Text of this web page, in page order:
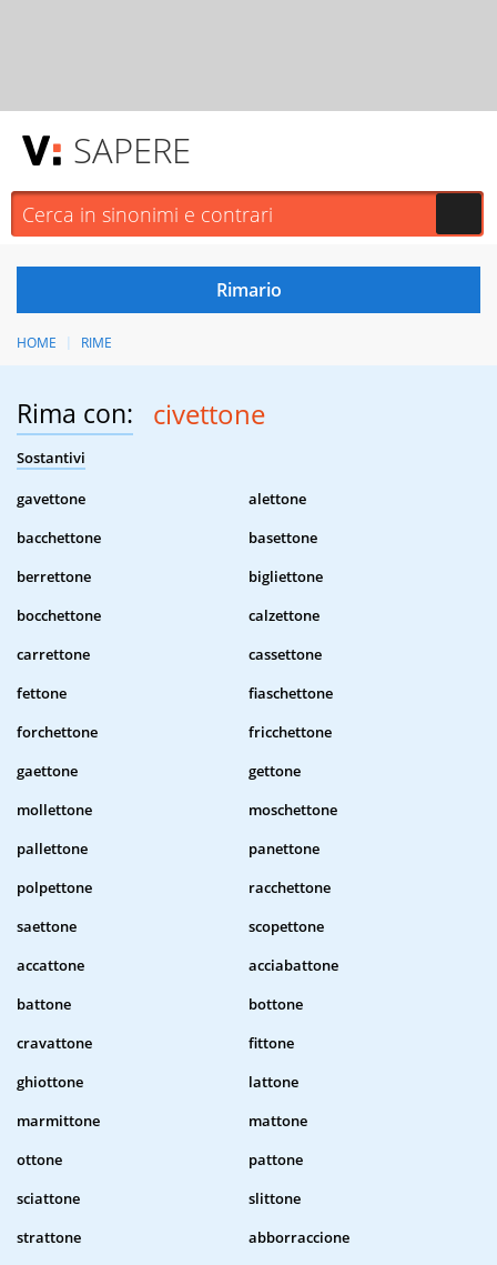
SAPERE
HOME RIME
Rima con: civettone
Sostantivi
gavettone
alettone
bacchettone
basettone
berrettone
bigliettone
bocchettone
calzettone
carrettone
cassettone
fettone
fiaschettone
forchettone
fricchettone
gaettone
gettone
mollettone
moschettone
pallettone
panettone
polpettone
racchettone
saettone
scopettone
accattone
acciabattone
battone
bottone
cravattone
fittone
ghiottone
lattone
marmittone
mattone
ottone
pattone
sciattone
slittone
strattone
abborraccione